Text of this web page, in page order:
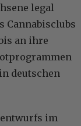
legal
Cannabisclubs
an ihre
deutschen
im